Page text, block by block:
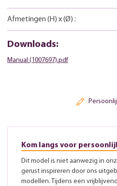
Afmetingen (H) x(Ø) :
Downloads:
Manual (1007697).pdf
Kom langs voor
Dit model is niet aanwezig in
gerust inspireren door ons
modellen. Tijdens een